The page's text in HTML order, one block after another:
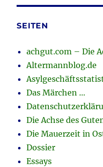
SEITEN
achgut.com – Die
Altermannblog.de
Das Märchen …
Die Achse des
Die Mauerzeit in
Dossier
Essays